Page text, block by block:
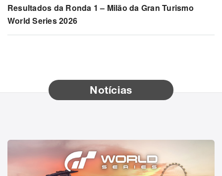
Resultados da Ronda 1 – Milão da Gran Turismo
World Series 2026
Notícias